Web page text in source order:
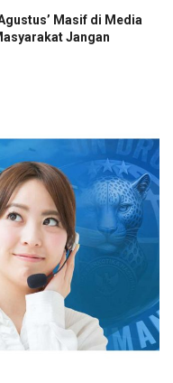
Masif di Media
Jangan